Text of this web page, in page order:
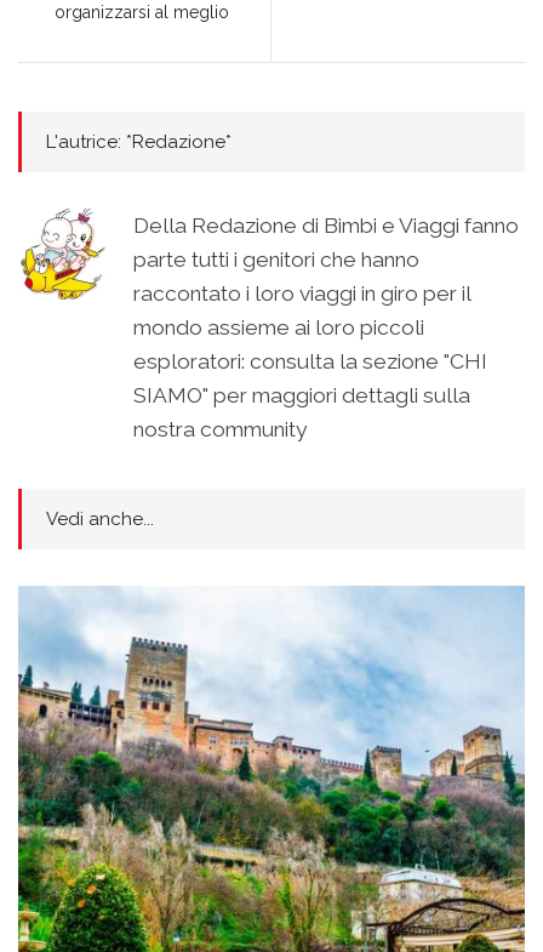
organizzarsi al meglio
L'autrice: *Redazione*
Della Redazione di Bimbi e Viaggi fanno
parte tutti i genitori che hanno
raccontato i loro viaggi in giro per il
mondo assieme ai loro piccoli
esploratori: consulta la sezione "CHI
SIAMO" per maggiori dettagli sulla
nostra community
Vedi anche...